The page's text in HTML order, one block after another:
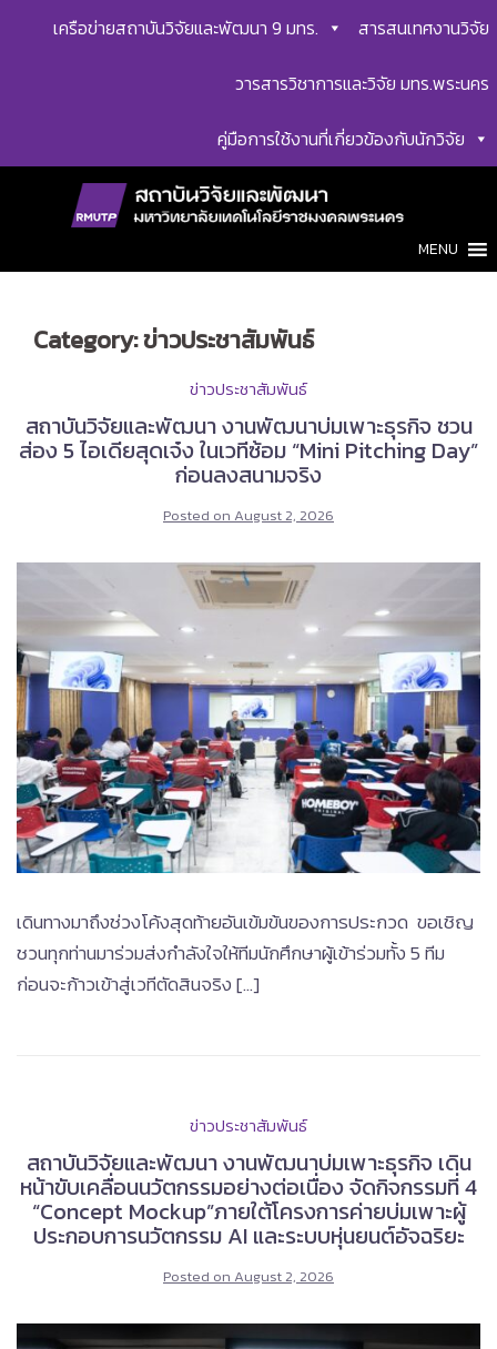
เครือข่ายสถาบันวิจัยและพัฒนา 9 มทร. สารสนเทศงานวิจัย
วารสารวิชาการและวิจัย มทร.พระนคร
คู่มือการใช้งานที่เกี่ยวข้องกับนักวิจัย
MENU
Category:ข่าวประชาสัมพันธ์
ข่าวประชาสัมพันธ์
สถาบันวิจัยและพัฒนา งานพัฒนาบ่มเพาะธุรกิจ ชวน
ส่อง 5 ไอเดียสุดเจ๋ง ในเวทีซ้อม “Mini Pitching Day”
ก่อนลงสนามจริง
Posted on August 2, 2026
เดินทางมาถึงช่วงโค้งสุดท้ายอันเข้มข้นของการประกวด ขอเชิญ
ชวนทุกท่านมาร่วมส่งกำลังใจให้ทีมนักศึกษาผู้เข้าร่วมทั้ง 5 ทีม
ก่อนจะก้าวเข้าสู่เวทีตัดสินจริง […]
ข่าวประชาสัมพันธ์
สถาบันวิจัยและพัฒนา งานพัฒนาบ่มเพาะธุรกิจ เดิน
หน้าขับเคลื่อนนวัตกรรมอย่างต่อเนื่อง จัดกิจกรรมที่ 4
“Concept Mockup”ภายใต้โครงการค่ายบ่มเพาะผู้
ประกอบการนวัตกรรม AI และระบบหุ่นยนต์อัจฉริยะ
Posted on August 2, 2026